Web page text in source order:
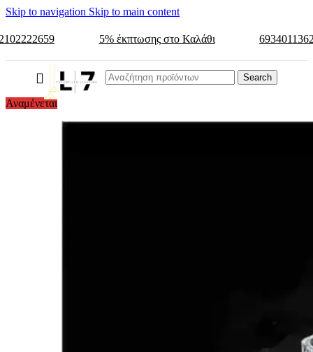
Skip to navigation Skip to main content
5% έκπτωσης στο Καλάθι
Search
Αναμένεται